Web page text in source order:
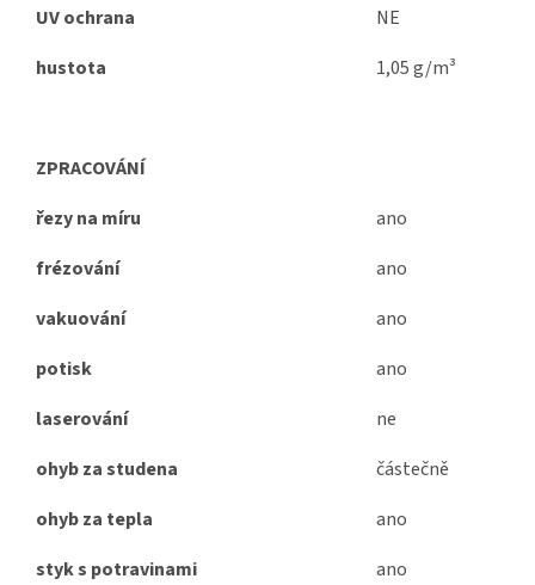
UV ochrana
NE
hustota
1,05 g/m³
ZPRACOVÁNÍ
řezy na míru
ano
frézování
ano
vakuování
ano
potisk
ano
laserování
ne
ohyb za studena
částečně
ohyb za tepla
ano
styk s potravinami
ano